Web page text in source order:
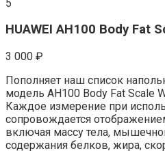
5
HUAWEI AH100 Body Fat
3 000 ₽
Пополняет наш список
модель AH100 Body Fat Scale
Каждое измерение при
сопровождается
включая массу тела,
содержания белков, жира,